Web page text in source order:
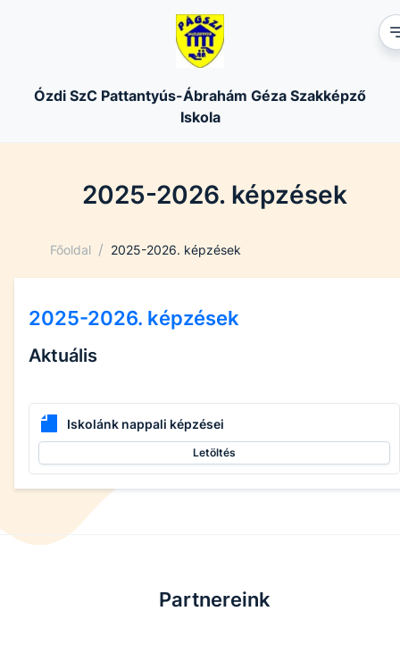
Ózdi SzC Pattantyús-Ábrahám Géza Szakképző
Iskola
2025-2026. képzések
Főoldal / 2025-2026. képzések
2025-2026. képzések
Aktuális
Iskolánk nappali képzései
Letöltés
Partnereink